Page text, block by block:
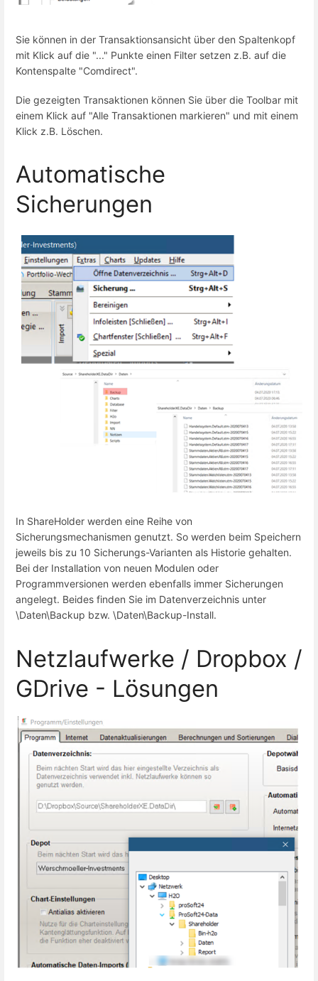
Sie können in der Transaktionsansicht über den Spaltenkopf
mit Klick auf die "..." Punkte einen Filter setzen z.B. auf die
Kontenspalte "Comdirect".
Die gezeigten Transaktionen können Sie über die Toolbar mit
einem Klick auf "Alle Transaktionen markieren" und mit einem
Klick z.B. Löschen.
Automatische
Sicherungen
In ShareHolder werden eine Reihe von
Sicherungsmechanismen genutzt. So werden beim Speichern
jeweils bis zu 10 Sicherungs-Varianten als Historie gehalten.
Bei der Installation von neuen Modulen oder
Programmversionen werden ebenfalls immer Sicherungen
angelegt. Beides finden Sie im Datenverzeichnis unter
\Daten\Backup bzw. \Daten\Backup-Install.
Netzlaufwerke / Dropbox /
GDrive - Lösungen